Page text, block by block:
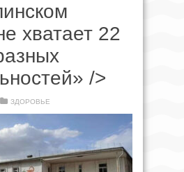
хватает 22
/>
ЗДОРОВЬЕ